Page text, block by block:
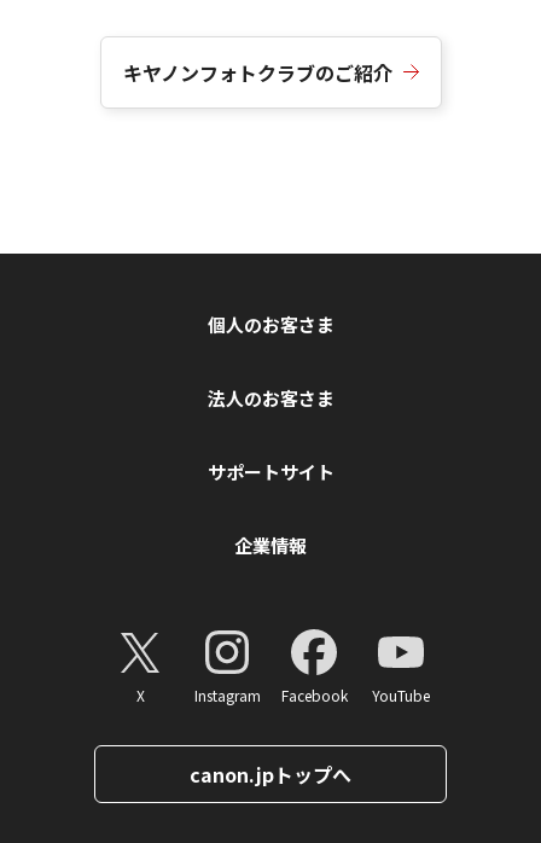
キヤノンフォトクラブのご紹介
個人のお客さま
法人のお客さま
サポートサイト
企業情報
X Instagram Facebook YouTube
canon.jpトップへ